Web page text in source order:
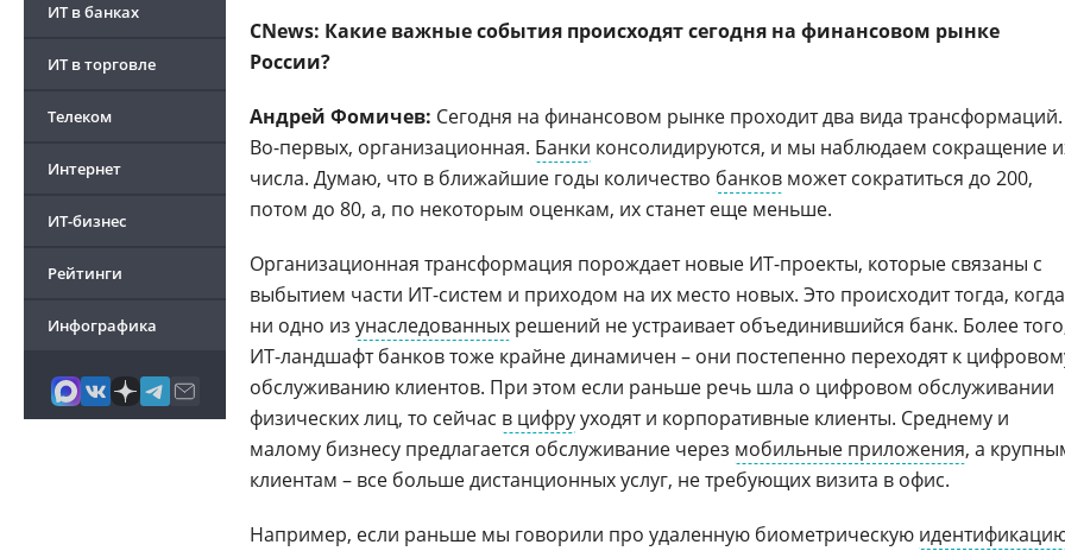
ИТ в банках
ИТ в торговле
Телеком
Интернет
ИТ-бизнес
Рейтинги
Инфографика
CNews: Какие важные события происходят сегодня на финансовом рынке
России?
Андрей Фомичев: Сегодня на финансовом рынке проходит два вида трансформаций.
Во-первых, организационная. Банки консолидируются, и мы наблюдаем сокращение
числа. Думаю, что в ближайшие годы количество банков может сократиться до 200,
потом до 80, а, по некоторым оценкам, их станет еще меньше.
Организационная трансформация порождает новые ИТ-проекты, которые связаны с
выбытием части ИТ-систем и приходом на их место новых. Это происходит тогда, когда
ни одно из унаследованных решений не устраивает объединившийся банк. Более
ИТ-ландшафт банков тоже крайне динамичен – они постепенно переходят к
обслуживанию клиентов. При этом если раньше речь шла о цифровом обслуживании
физических лиц, то сейчас в цифрууходят и корпоративные клиенты. Среднему и
малому бизнесу предлагается обслуживание через мобильные приложения, а
клиентам – все больше дистанционных услуг, не требующих визита в офис.
Например, если раньше мы говорили про удаленную биометрическую